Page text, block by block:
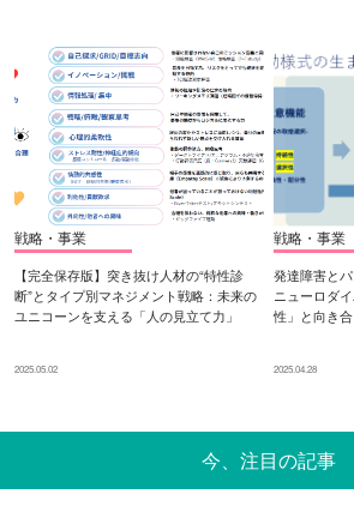
戦略・事業
【完全保存版】突き抜け人材の“特性診
断”とタイプ別マネジメント戦略：未来の
ユニコーンを支える「人の見立て力」
2025.05.02
戦略・事業
発達障害と
ニューロダ
性」と向き
2025.04.28
今、注目の記事